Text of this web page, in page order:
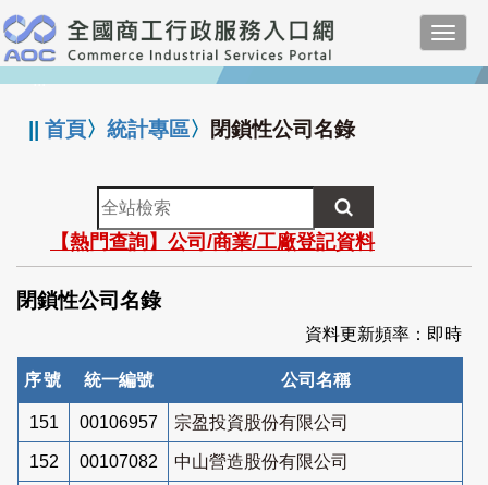
跳
到
主
要
:::
||首頁〉統計專區〉 閉鎖性公司名錄
全
站
檢
索
【熱門查詢】公司/商業/工廠登記資料
閉鎖性公司名錄
資料更新頻率：即時
序號 統一編號 公司名稱
151 00106957 宗盈投資股份有限公司
152 00107082 中山營造股份有限公司